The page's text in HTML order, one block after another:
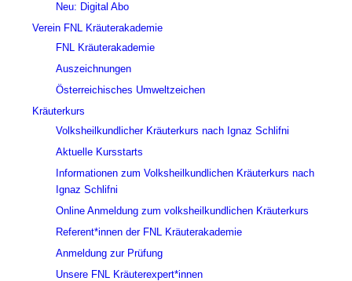
Neu: Digital Abo
Verein FNL Kräuterakademie
FNL Kräuterakademie
Auszeichnungen
Österreichisches Umweltzeichen
Kräuterkurs
Volksheilkundlicher Kräuterkurs nach Ignaz Schlifni
Aktuelle Kursstarts
Informationen zum Volksheilkundlichen Kräuterkurs nach
Ignaz Schlifni
Online Anmeldung zum volksheilkundlichen Kräuterkurs
Referent*innen der FNL Kräuterakademie
Anmeldung zur Prüfung
Unsere FNL Kräuterexpert*innen